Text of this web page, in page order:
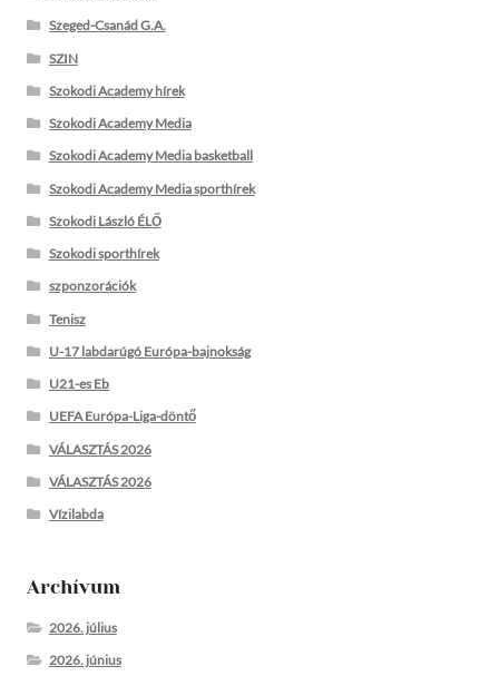
Szeged-Csanád G.A.
SZIN
Szokodi Academy hírek
Szokodi Academy Media
Szokodi Academy Media basketball
Szokodi Academy Media sporthírek
Szokodi László ÉLŐ
Szokodi sporthírek
szponzorációk
Tenisz
U-17 labdarúgó Európa-bajnokság
U21-es Eb
UEFA Európa-Liga-döntő
VÁLASZTÁS 2026
VÁLASZTÁS 2026
Vízilabda
Archívum
2026. július
2026. június